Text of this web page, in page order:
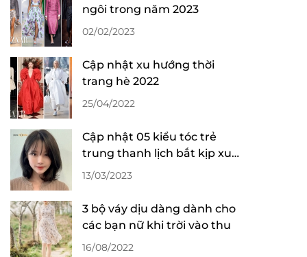
ngôi trong năm 2023
02/02/2023
Cập nhật xu hướng thời
trang hè 2022
25/04/2022
Cập nhật 05 kiểu tóc trẻ
trung thanh lịch bắt kịp xu
hướng 2023
13/03/2023
3 bộ váy dịu dàng dành cho
các bạn nữ khi trời vào thu
16/08/2022